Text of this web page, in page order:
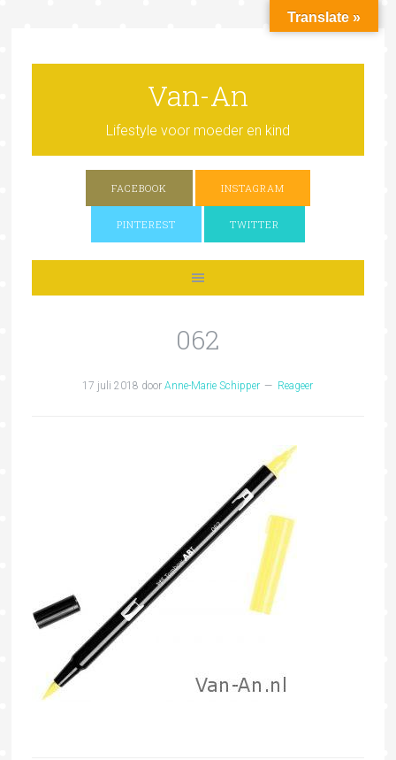
Van-An
Lifestyle voor moeder en kind
FACEBOOK INSTAGRAM
PINTEREST TWITTER
062
17 juli 2018 doorAnne-Marie Schipper Reageer
Translate »